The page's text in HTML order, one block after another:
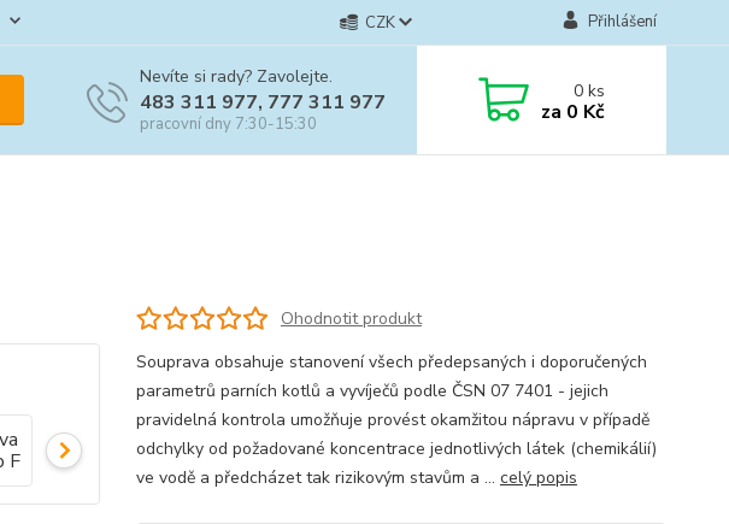
CZK Přihlášení
Nevíte si rady? Zavolejte.
483 311 977, 777 311 977
pracovní dny 7:30-15:30
0ks
za 0 Kč
Ohodnotit produkt
Souprava obsahuje stanovení všech předepsaných i doporučených
parametrů parních kotlů a vyvíječů podle ČSN 07 7401 - jejich
pravidelná kontrola umožňuje provést okamžitou nápravu v případě
odchylky od požadované koncentrace jednotlivých látek (chemikálií)
ve vodě a předcházet tak rizikovým stavům a ... celý popis